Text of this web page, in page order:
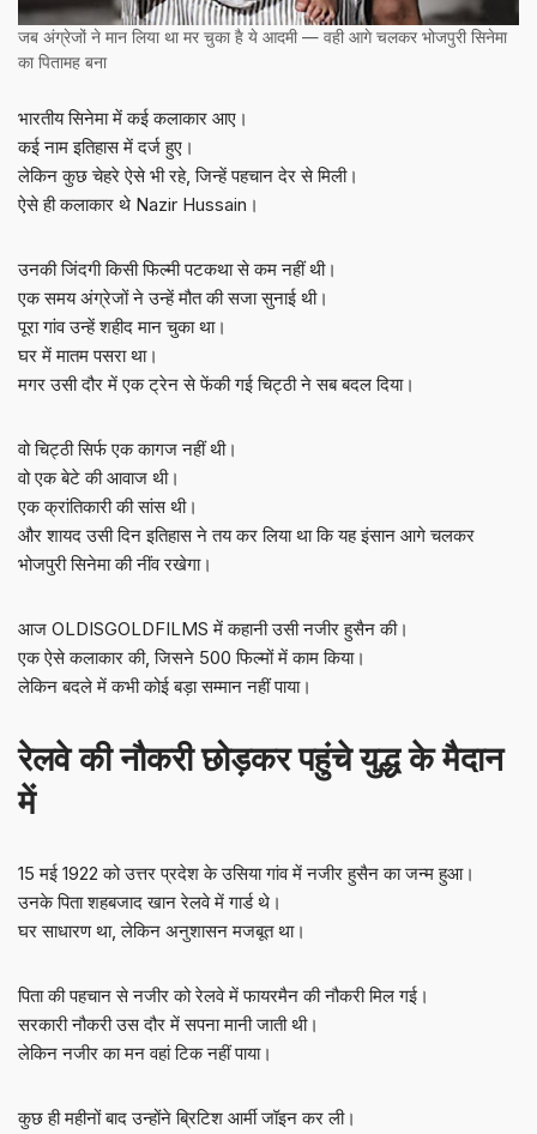
जब अंग्रेजों ने मान लिया था मर चुका है ये आदमी — वही आगे चलकर भोजपुरी सिनेमा
का पितामह बना
भारतीय सिनेमा में कई कलाकार आए।
कई नाम इतिहास में दर्ज हुए।
लेकिन कुछ चेहरे ऐसे भी रहे, जिन्हें पहचान देर से मिली।
ऐसे ही कलाकार थे Nazir Hussain।
उनकी जिंदगी किसी फिल्मी पटकथा से कम नहीं थी।
एक समय अंग्रेजों ने उन्हें मौत की सजा सुनाई थी।
पूरा गांव उन्हें शहीद मान चुका था।
घर में मातम पसरा था।
मगर उसी दौर में एक ट्रेन से फेंकी गई चिट्ठी ने सब बदल दिया।
वो चिट्ठी सिर्फ एक कागज नहीं थी।
वो एक बेटे की आवाज थी।
एक क्रांतिकारी की सांस थी।
और शायद उसी दिन इतिहास ने तय कर लिया था कि यह इंसान आगे चलकर
भोजपुरी सिनेमा की नींव रखेगा।
आज OLDISGOLDFILMS में कहानी उसी नजीर हुसैन की।
एक ऐसे कलाकार की, जिसने 500 फिल्मों में काम किया।
लेकिन बदले में कभी कोई बड़ा सम्मान नहीं पाया।
रेलवे की नौकरी छोड़कर पहुंचे युद्ध के मैदान
में
15 मई 1922 को उत्तर प्रदेश के उसिया गांव में नजीर हुसैन का जन्म हुआ।
उनके पिता शहबजाद खान रेलवे में गार्ड थे।
घर साधारण था, लेकिन अनुशासन मजबूत था।
पिता की पहचान से नजीर को रेलवे में फायरमैन की नौकरी मिल गई।
सरकारी नौकरी उस दौर में सपना मानी जाती थी।
लेकिन नजीर का मन वहां टिक नहीं पाया।
कुछ ही महीनों बाद उन्होंने ब्रिटिश आर्मी जॉइन कर ली।